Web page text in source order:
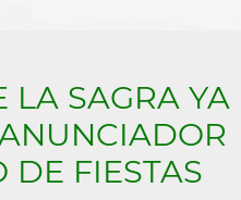
LA SAGRA YA
DE FIESTAS